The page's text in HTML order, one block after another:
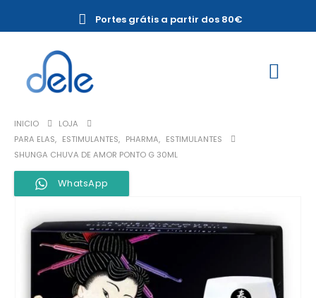
Portes grátis a partir dos 80€
INICIO
LOJA
PARA ELAS, ESTIMULANTES, PHARMA, ESTIMULANTES
SHUNGA CHUVA DE AMOR PONTO G 30ML
WhatsApp